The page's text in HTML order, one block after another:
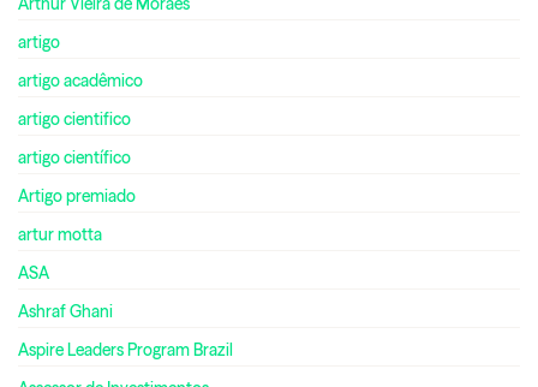
artigo
artigo acadêmico
artigo cientifico
artigo científico
Artigo premiado
artur motta
ASA
Ashraf Ghani
Aspire Leaders Program Brazil